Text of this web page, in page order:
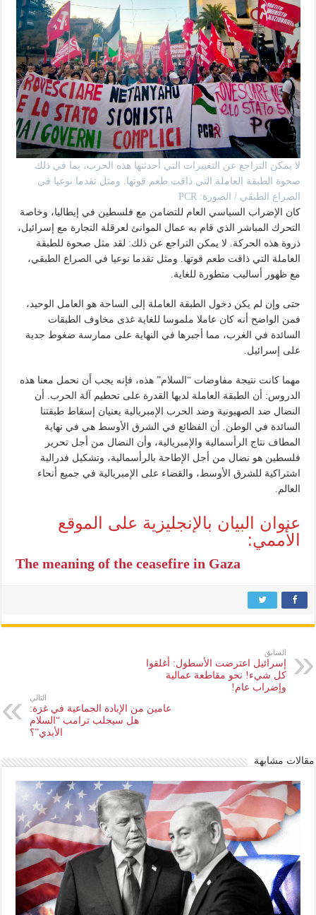
لا يمكن التراجع عن التغييرات التي أحدثتها هذه الحرب، بما في ذلك
صحوة الطبقة العاملة التي ذاقت طعم قوتها. ومثل تقدما نوعيا في
الصراع الطبقي / الصورة: PCR
كان الإضراب السياسي العام للتضامن مع فلسطين في إيطاليا، وخاصة
التحرك المباشر الذي قام به عمال الموانئ لعرقلة التجارة مع إسرائيل،
ذروة هذه الحركة. لا يمكن التراجع عن ذلك: لقد مثل صحوة للطبقة
العاملة التي ذاقت طعم قوتها. ومثل تقدما نوعيا في الصراع الطبقي،
مع ظهور أساليب متطورة للغاية.
حتى وإن لم يكن دخول الطبقة العاملة إلى الساحة هو العامل الوحيد،
فمن الواضح أنه كان عاملا ملموسا للغاية غذى مخاوف الطبقات
السائدة في الغرب، مما أجبرها في النهاية على ممارسة ضغوط جدية
على إسرائيل.
مهما كانت نتيجة مفاوضات “السلام” هذه، فإنه يجب أن نحمل معنا هذه
الدروس: أن الطبقة العاملة لديها القدرة على تحطيم آلة الحرب. أن
النضال ضد الصهيونية وضد الحرب الإمبريالية يعنيان إسقاط طبقتنا
السائدة في الوطن. أن الفظائع في الشرق الأوسط هي في نهاية
المطاف نتاج الرأسمالية والإمبريالية، وأن النضال من أجل تحرير
فلسطين هو نضال من أجل الإطاحة بالرأسمالية، وتشكيل فدرالية
اشتراكية للشرق الأوسط، والقضاء على الإمبريالية في جميع أنحاء
العالم.
عنوان البيان بالإنجليزية على الموقع
الأممي:
The meaning of the ceasefire in Gaza
السابق
إسرائيل اعترضت الأسطول: أغلقوا
كل شيء! نحو مقاطعة عمالية
وإضراب عام!
التالي
عامين من الإبادة الجماعية في غزة:
هل سيجلب ترامب “السلام
الأبدي”؟
مقالات مشابهة